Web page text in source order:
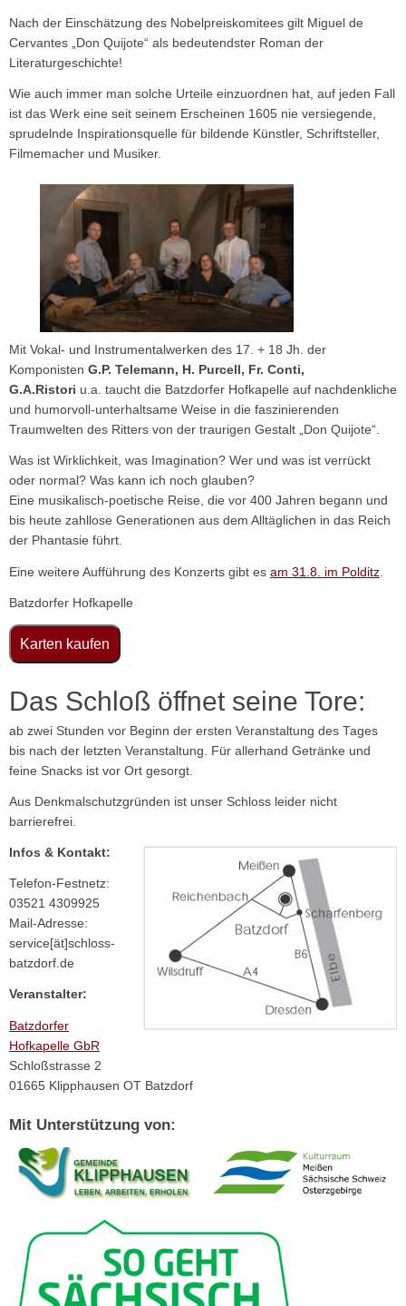
Nach der Einschätzung des Nobelpreiskomitees gilt Miguel de
Cervantes „Don Quijote“ als bedeutendster Roman der
Literaturgeschichte!
Wie auch immer man solche Urteile einzuordnen hat, auf jeden Fall
ist das Werk eine seit seinem Erscheinen 1605 nie versiegende,
sprudelnde Inspirationsquelle für bildende Künstler, Schriftsteller,
Filmemacher und Musiker.
Mit Vokal- und Instrumentalwerken des 17. + 18 Jh. der
Komponisten G.P. Telemann, H. Purcell, Fr. Conti,
G.A.Ristori u.a. taucht die Batzdorfer Hofkapelle auf nachdenkliche
und humorvoll-unterhaltsame Weise in die faszinierenden
Traumwelten des Ritters von der traurigen Gestalt „Don Quijote“.
Was ist Wirklichkeit, was Imagination? Wer und was ist verrückt
oder normal? Was kann ich noch glauben?
Eine musikalisch-poetische Reise, die vor 400 Jahren begann und
bis heute zahllose Generationen aus dem Alltäglichen in das Reich
der Phantasie führt.
Eine weitere Aufführung des Konzerts gibt es am 31.8. im Polditz
Batzdorfer Hofkapelle
Karten kaufen
Das Schloß öffnet seine Tore:
ab zwei Stunden vor Beginn der ersten Veranstaltung des Tages
bis nach der letzten Veranstaltung. Für allerhand Getränke und
feine Snacks ist vor Ort gesorgt.
Aus Denkmalschutzgründen ist unser Schloss leider nicht
barrierefrei.
Infos & Kontakt:
Telefon-Festnetz:
03521 4309925
Mail-Adresse:
service[ät]schloss-
batzdorf.de
Veranstalter:
Batzdorfer
Hofkapelle GbR
Schloßstrasse 2
01665 Klipphausen OT Batzdorf
Mit Unterstützung von: